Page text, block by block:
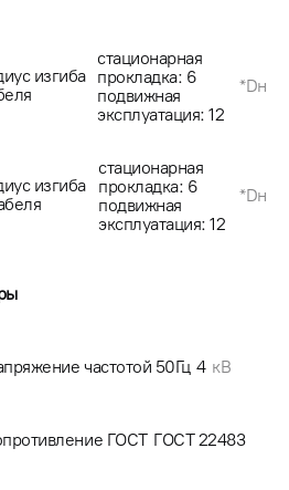
изгиба
стационарная
прокладка: 6
подвижная
эксплуатация: 12
*Dн
изгиба
стационарная
прокладка: 6
подвижная
эксплуатация: 12
*Dн
частотой 50Гц 4 кВ
ГОСТ ГОСТ 22483